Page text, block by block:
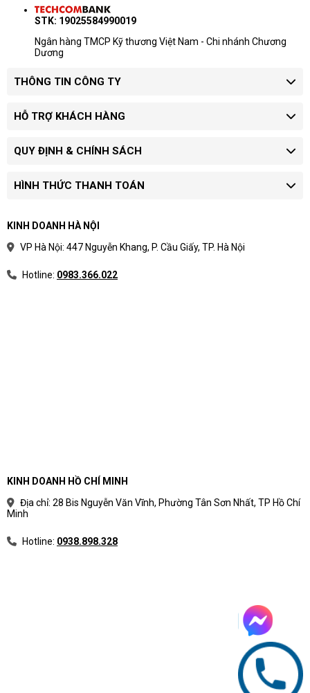
STK: 19025584990019
Ngân hàng TMCP Kỹ thương Việt Nam - Chi nhánh Chương
Dương
THÔNG TIN CÔNG TY
HỖ TRỢ KHÁCH HÀNG
QUY ĐỊNH & CHÍNH SÁCH
HÌNH THỨC THANH TOÁN
KINH DOANH HÀ NỘI
VP Hà Nội: 447 Nguyễn Khang, P. Cầu Giấy, TP. Hà Nội
Hotline: 0983.366.022
KINH DOANH HỒ CHÍ MINH
Địa chỉ: 28 Bis Nguyễn Văn Vĩnh, Phường Tân Sơn Nhất, TP Hồ Chí
Minh
Hotline: 0938.898.328